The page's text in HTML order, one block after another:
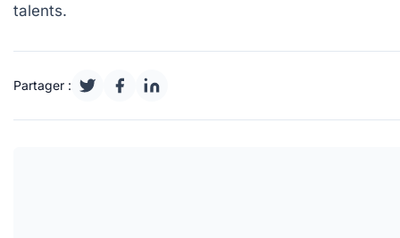
talents.
Partager :